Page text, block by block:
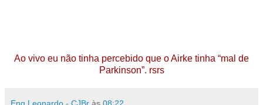
Ao vivo eu não tinha percebido que o Airke tinha “mal de
Parkinson”. rsrs
Eng Leonardo - CJBr às 08:22